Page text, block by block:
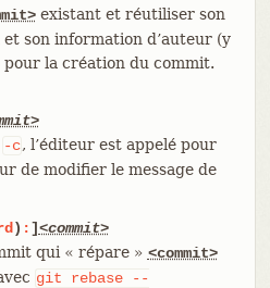
existant et réutiliser son
son information d’auteur (y
pour la création du commit.
-c, l’éditeur est appelé pour
de modifier le message de
) :] <commit>
qui « répare » <commit>
git rebase
--